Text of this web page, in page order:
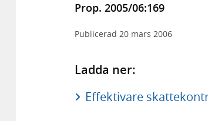
Prop. 2005/06:169
Publicerad 20 mars 2006
Ladda ner:
Effektivare